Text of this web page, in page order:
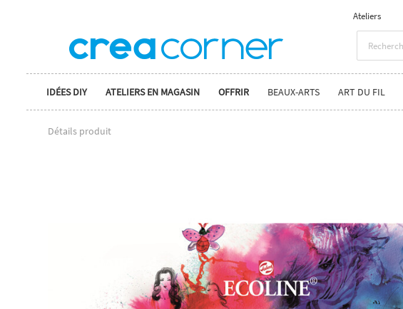
Ateliers
IDÉES DIY ATELIERS EN MAGASIN OFFRIR BEAUX-ARTS ART DU FIL
Détails produit